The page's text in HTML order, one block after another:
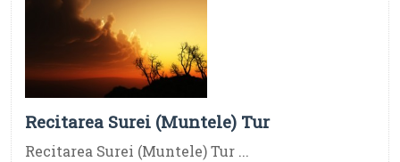
Recitarea Surei (Muntele) Tur
Recitarea Surei (Muntele) Tur ...